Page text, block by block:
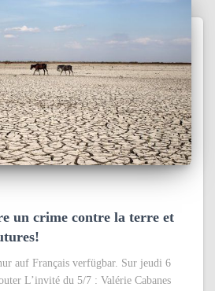
un crime contre la terre et
auf Français verfügbar. Sur jeudi 6
L’invité du 5/7 : Valérie Cabanes